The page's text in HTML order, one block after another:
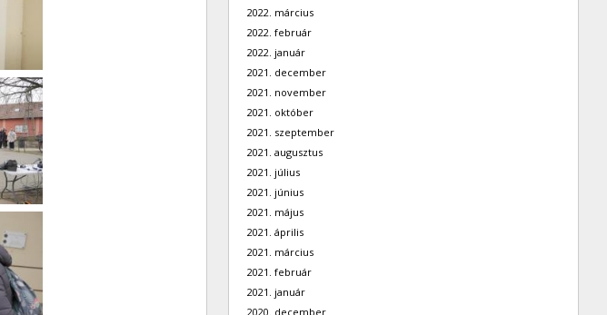
2022. március
2022. február
2022. január
2021. december
2021. november
2021. október
2021. szeptember
2021. augusztus
2021. július
2021. június
2021. május
2021. április
2021. március
2021. február
2021. január
2020. december